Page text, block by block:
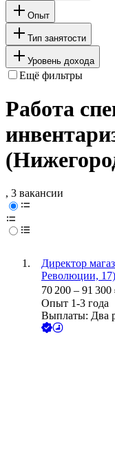
Опыт
Тип занятости
Уровень дохода
Ещё фильтры
Работа
, 3 вакансии
Директор
Революции, 17)
70 200 – 91 300
Опыт 1-3 года
Выплаты: Два